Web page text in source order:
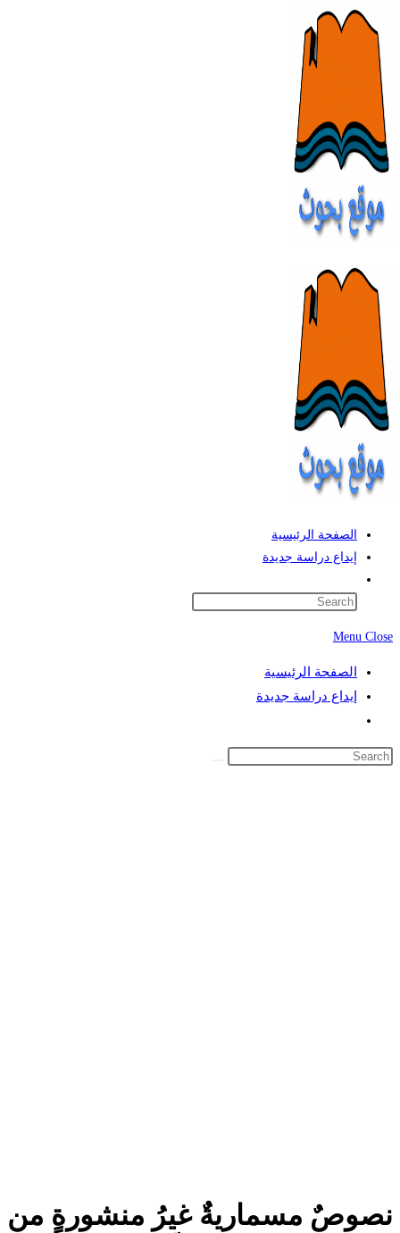
content
الصفحة الرئيسية
إيداع دراسة جديدة
website
Menu Close
الصفحة الرئيسية
إيداع دراسة جديدة
search
نصوصٌ مسماريةٌ غيرُ منشورةٍ من